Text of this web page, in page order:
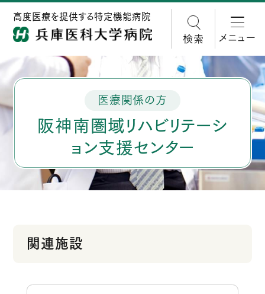
高度医療を提供する特定機能病院
検索 メニュー
医療関係の方
阪神南圏域リハビリテーシ
ョン支援センター
関連施設